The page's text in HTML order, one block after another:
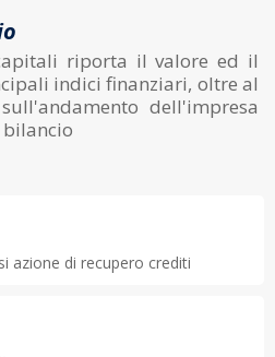
riporta il valore ed il
indici finanziari, oltre al
dell'impresa
azione di recupero crediti